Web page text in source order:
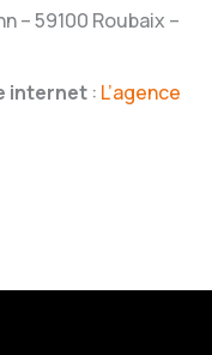
– 59100 Roubaix –
internet : L’agence